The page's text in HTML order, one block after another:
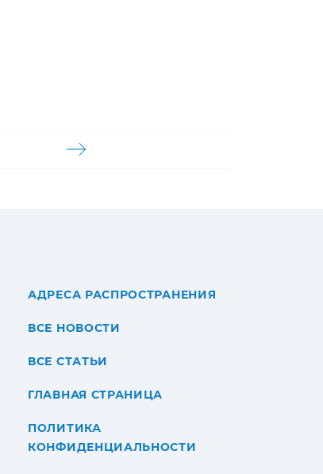
АДРЕСА РАСПРОСТРАНЕНИЯ
ВСЕ НОВОСТИ
ВСЕ СТАТЬИ
ГЛАВНАЯ СТРАНИЦА
ПОЛИТИКА
КОНФИДЕНЦИАЛЬНОСТИ